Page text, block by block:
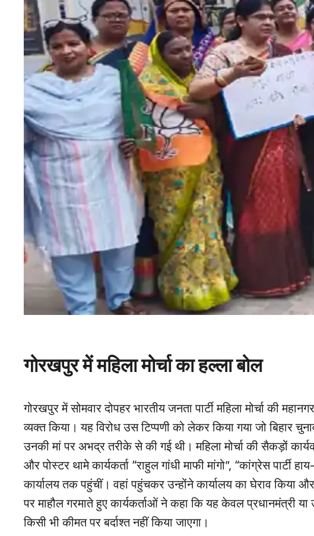
गोरखपुर में महिला मोर्चा का हल्ला बोल
गोरखपुर में सोमवार दोपहर भारतीय जनता पार्टी महिला मोर्चा की
व्यक्त किया। यह विरोध उस टिप्पणी को लेकर किया गया जो बिहार
उनकी मां पर अभद्र तरीके से की गई थी। महिला मोर्चा की सैकड़ों
और पोस्टर थामे कार्यकर्ता “राहुल गांधी माफी मांगो”, “कांग्रेस
कार्यालय तक पहुंचीं। वहां पहुंचकर उन्होंने कार्यालय का घेराव
पर माहौल गरमाते हुए कार्यकर्ताओं ने कहा कि यह केवल प्रधानमंत्री
किसी भी कीमत पर बर्दाश्त नहीं किया जाएगा।